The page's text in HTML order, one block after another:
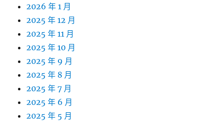
2026 年 1 月
2025 年 12 月
2025 年 11 月
2025 年 10 月
2025 年 9 月
2025 年 8 月
2025 年 7 月
2025 年 6 月
2025 年 5 月